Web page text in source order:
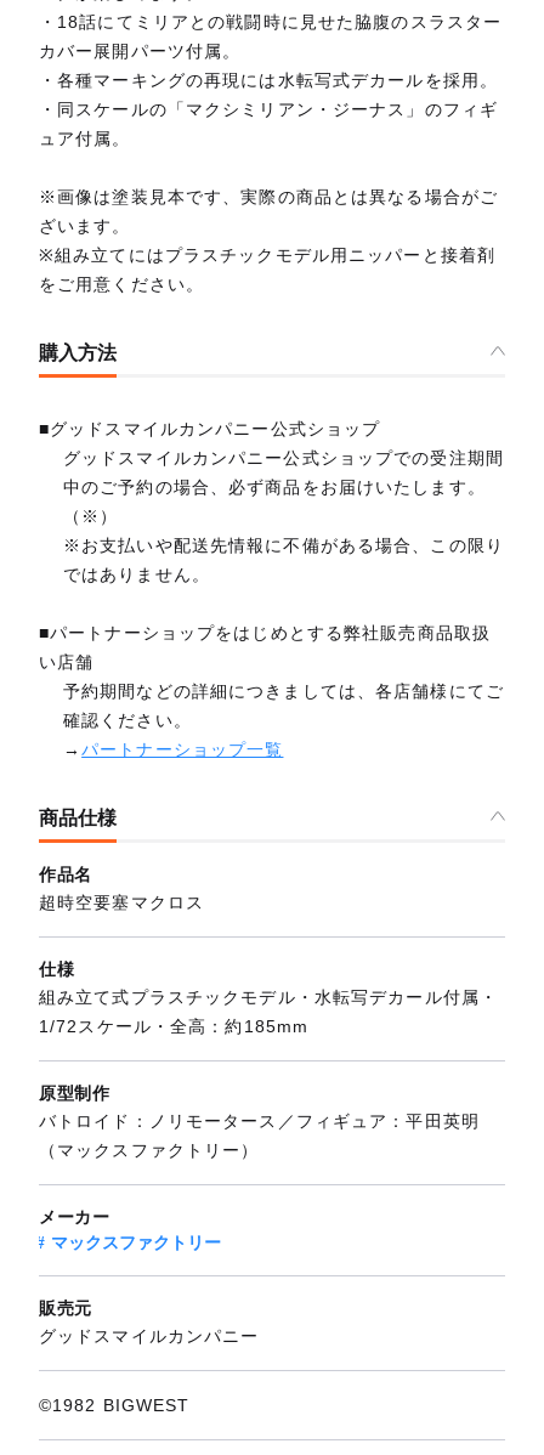
・18話にてミリアとの戦闘時に見せた脇腹のスラスター
カバー展開パーツ付属。
・各種マーキングの再現には水転写式デカールを採用。
・同スケールの「マクシミリアン・ジーナス」のフィギ
ュア付属。
※画像は塗装見本です、実際の商品とは異なる場合がご
ざいます。
※組み立てにはプラスチックモデル用ニッパーと接着剤
をご用意ください。
購入方法
■グッドスマイルカンパニー公式ショップ
グッドスマイルカンパニー公式ショップでの受注期間
中のご予約の場合、必ず商品をお届けいたします。
（※）
※お支払いや配送先情報に不備がある場合、この限り
ではありません。
■パートナーショップをはじめとする弊社販売商品取扱
い店舗
予約期間などの詳細につきましては、各店舗様にてご
確認ください。
→パートナーショップ一覧
商品仕様
作品名
超時空要塞マクロス
仕様
組み立て式プラスチックモデル・水転写デカール付属・
1/72スケール・全高：約185mm
原型制作
バトロイド：ノリモータース／フィギュア：平田英明
（マックスファクトリー）
メーカー
マックスファクトリー
販売元
グッドスマイルカンパニー
©1982 BIGWEST